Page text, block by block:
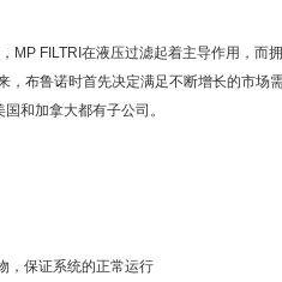
MP FILTRI在液压过滤起着主导作用，而
布鲁诺时首先决定满足不断增长的市场
和加拿大都有子公司。
，保证系统的正常运行